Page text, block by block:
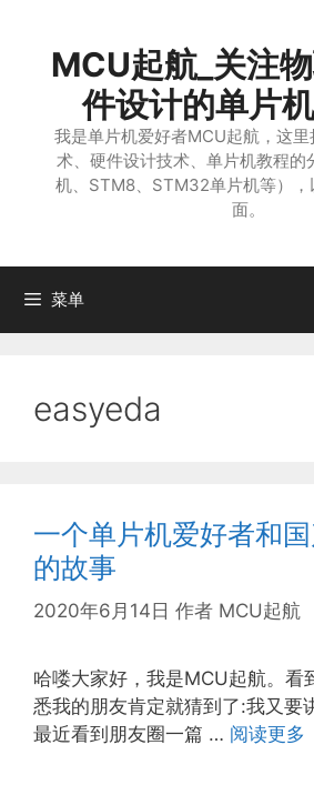
MCU起航_关注
件设计的单片
我是单片机爱好者MCU起航，这
术、硬件设计技术、单片机教程的
机、STM8、STM32单片机等），
面。
菜单
easyeda
一个单片机爱好者和
的故事
2020年6月14日 作者 MCU起航
哈喽大家好，我是MCU起航。看
悉我的朋友肯定就猜到了:我又要
最近看到朋友圈一篇 … 阅读更多